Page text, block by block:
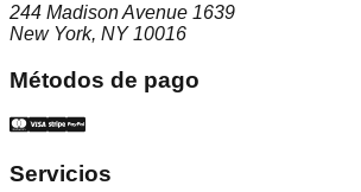
244 Madison Avenue 1639
New York, NY 10016
Métodos de pago
Servicios